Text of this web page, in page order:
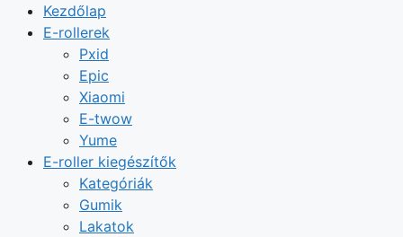
Kezdőlap
E-rollerek
Pxid
Epic
Xiaomi
E-twow
Yume
E-roller kiegészítők
Kategóriák
Gumik
Lakatok